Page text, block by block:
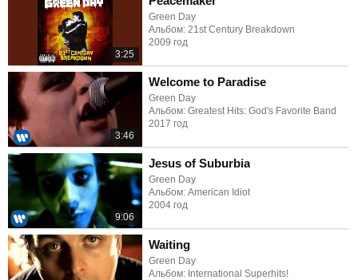
3:25
Green Day
Альбом: 21st Century Breakdown
2009 год
3:46
Welcome to Paradise
Green Day
Альбом: Greatest Hits: God's Favorite Band
2017 год
9:06
Jesus of Suburbia
Green Day
Альбом: American Idiot
2004 год
Waiting
Green Day
Альбом: International Superhits!